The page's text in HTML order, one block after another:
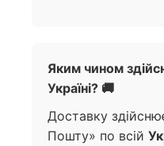
Яким чином
Україні? 🚚
Доставку
Пошту» по всій